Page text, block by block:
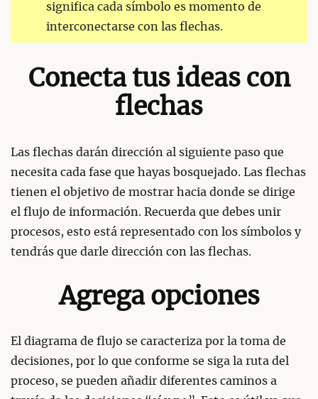
significa cada símbolo es momento de
interconectarse con las flechas.
Conecta tus ideas con
flechas
Las flechas darán dirección al siguiente paso que
necesita cada fase que hayas bosquejado. Las flechas
tienen el objetivo de mostrar hacia donde se dirige
el flujo de información. Recuerda que debes unir
procesos, esto está representado con los símbolos y
tendrás que darle dirección con las flechas.
Agrega opciones
El diagrama de flujo se caracteriza por la toma de
decisiones, por lo que conforme se siga la ruta del
proceso, se pueden añadir diferentes caminos a